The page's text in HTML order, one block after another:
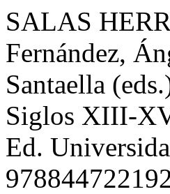
SALAS
Fernández,
Santaella
Siglos XIII-
Ed.